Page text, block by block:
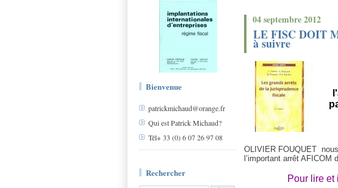
Bienvenue
patrickmichaud@orange.fr
Qui est Patrick Michaud?
Tél+ 33 (0) 6 07 26 97 08
Rechercher
04 septembre 2012
LE FISC DOIT
à suivre
OLIVIER FOUQUET
l’important arrêt AFICOM
Pour lire et